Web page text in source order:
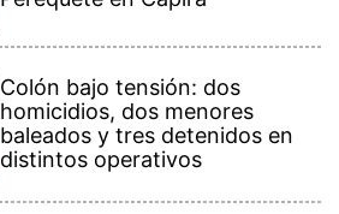
Colón bajo tensión: dos
homicidios, dos menores
baleados y tres detenidos en
distintos operativos